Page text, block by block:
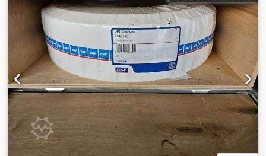
23222-E1-A-K-M FAG x1 23224 HL BM S x1 Codpoqpgc Nefx
Ai Ssrf F36204 FAG x3 STF374KV5051GAS3 NSK x3 2456
CPM ITALY x47 NP838887 TIMKEN x2255 R425-1G4S7 NSK
x2 2TR19H C3 FP KOYO x1 31318F FERSA x165 NP942053-
902-A1 TIMKEN x12 2TR19H C3 FP KOYO x1 24168-B-C3 FAG
x2 01/02/0274/C5309 x2 NNU6810 NTN x3 612833-B SKF x6
CP354256-90001 TIMKEN x2 NU2324 EC ML SKF x1 23238C
E4 S11 NSK x4 2IE.083.00 x2 SL182244-BR-A INA x1 23088-
K.MB.R1000.1130.J15B FAG x2 612833-B SKF x6